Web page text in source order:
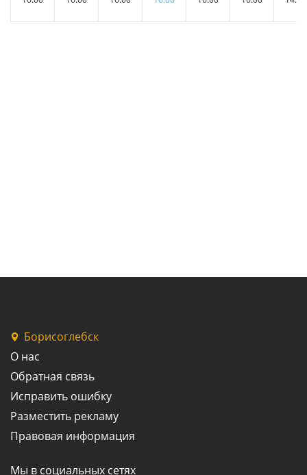
Борисоглебск
О нас
Обратная связь
Исправить ошибку
Разместить рекламу
Правовая информация
Мы в социальных сетях